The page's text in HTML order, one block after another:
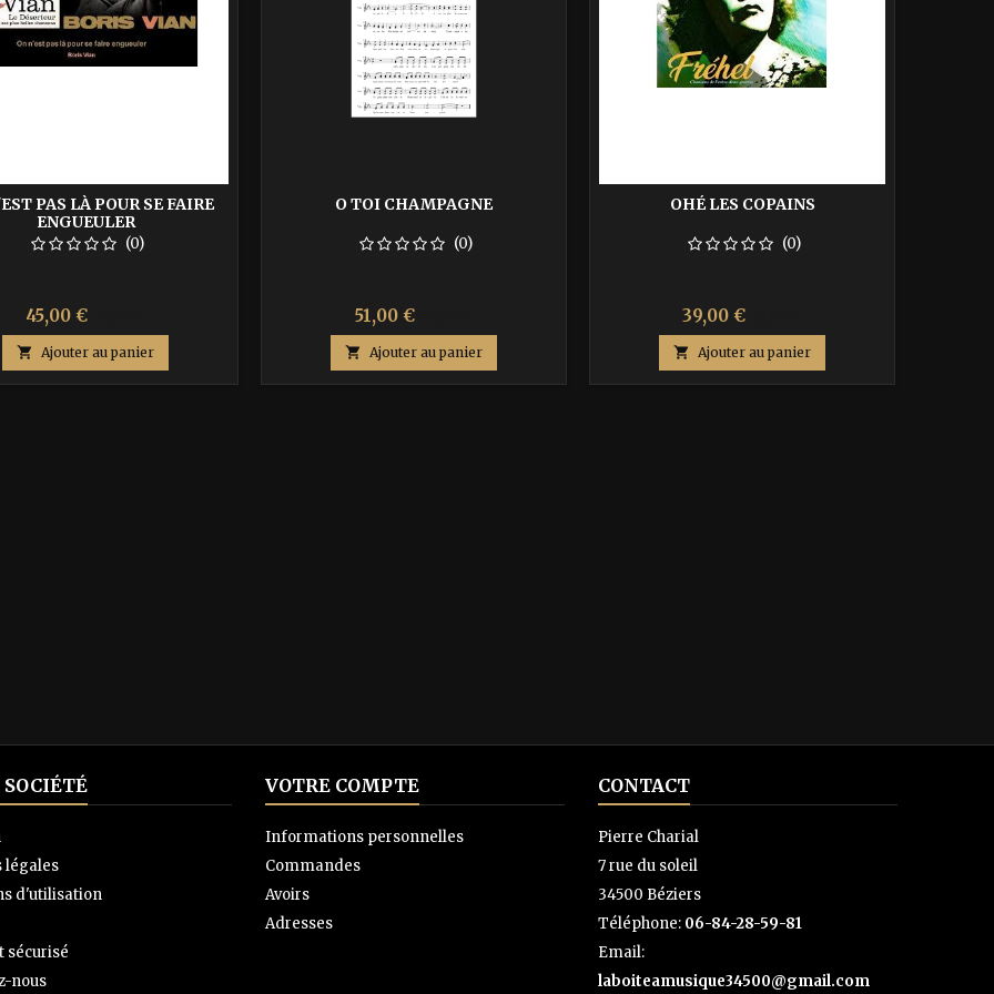
PAS LÀ POUR SE FAIRE
ENGUEULER
(0)
Prix
45,00 €
base
 Ajouter au panier
O TOI CHAMPAGNE
(0)
Prix
51,00 €
base
 Ajouter au panier
OHÉ LES COPAINS
(0)
Prix
39,00 €
base
 Ajouter au panier
légales
d'utilisation
sécurisé
nous
VOTRE COMPTE
Informations personnelles
Commandes
Avoirs
Adresses
CONTACT
Pierre Charial
7 rue du soleil
34500 Béziers
Téléphone: 06-84-28-59-81
Email:
laboiteamusique34500@gmail.com